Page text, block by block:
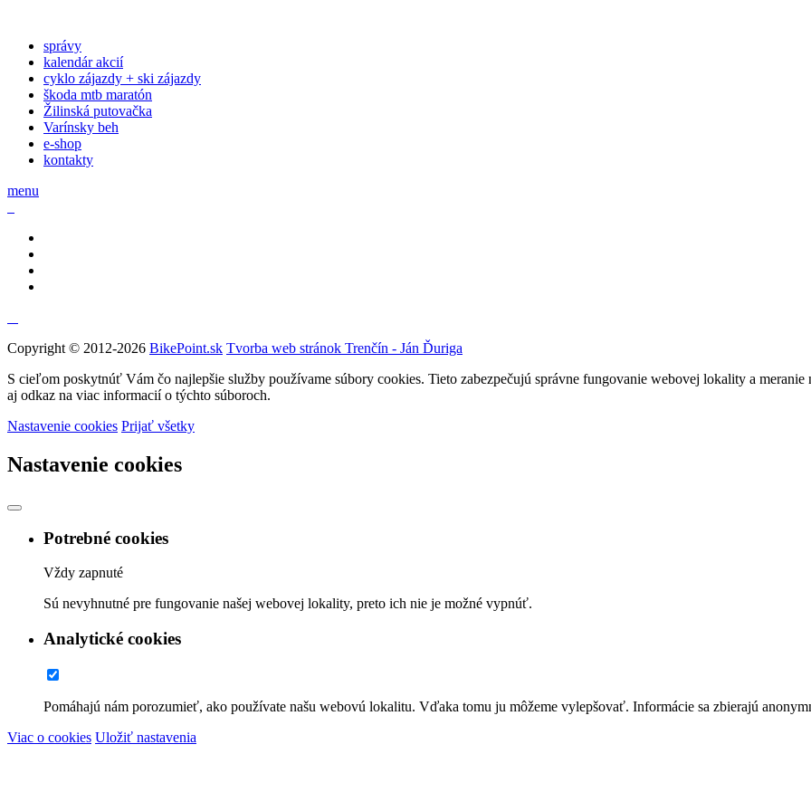
správy
kalendár akcií
cyklo zájazdy + ski zájazdy
škoda mtb maratón
Žilinská putovačka
Varínsky beh
e-shop
kontakty
menu
Copyright © 2012-2026 BikePoint.sk Tvorba web stránok Trenčín - Ján Ďuriga
S cieľom poskytnúť Vám čo najlepšie služby používame súbory cookies. Tieto zabezpečujú správne fungovanie webovej lokality a
aj odkaz na viac informacií o týchto súboroch.
Nastavenie cookies Prijať všetky
Nastavenie cookies
Potrebné cookies
Vždy zapnuté
Sú nevyhnutné pre fungovanie našej webovej lokality, preto ich nie je možné vypnúť.
Analytické cookies
Pomáhajú nám porozumieť, ako používate našu webovú lokalitu. Vďaka tomu ju môžeme vylepšovať. Informácie sa zbierajú
Viac o cookies Uložiť nastavenia